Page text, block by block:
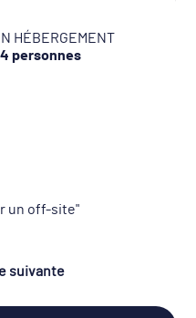
HÉBERGEMENT
personnes
un off-site
suivante